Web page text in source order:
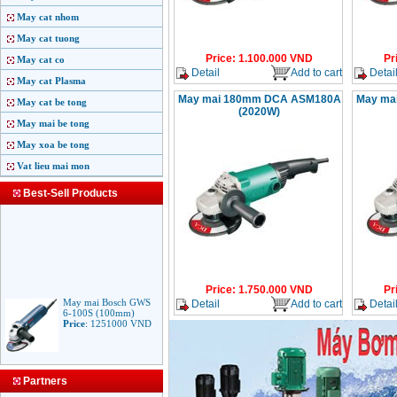
May cat nhom
May cat tuong
May cat co
May cat Plasma
May cat be tong
May mai be tong
May xoa be tong
Vat lieu mai mon
Best-Sell Products
May mai Bosch GWS
6-100S (100mm)
Price:1251000VND
9553B (100mm)
Partners
Price: 1.100.000 VND
Detail
Add to cart
Detail
May mai 180mm DCA ASM180A
(2020W)
Price: 1.750.000 VND
Detail
Add to cart
May
Detail